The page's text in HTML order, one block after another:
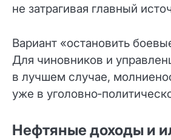
не затрагивая главный
Вариант «остановить
Для чиновников и
в лучшем случае,
уже в
Нефтяные доходы и